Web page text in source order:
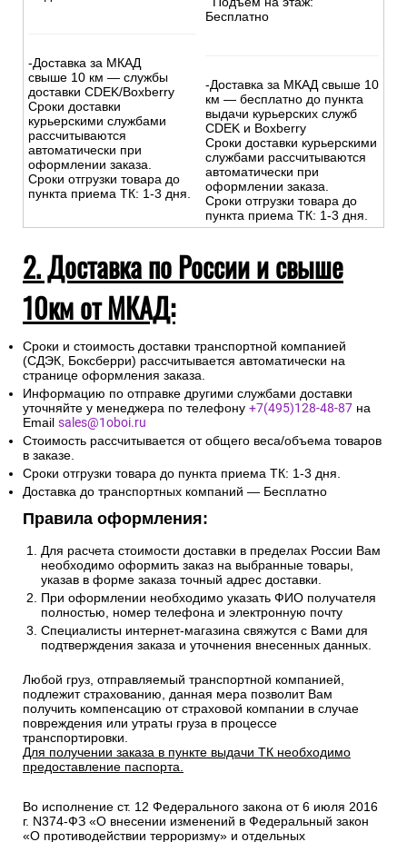
-Доставка за МКАД
свыше 10 км — службы
доставки CDEK/Boxberry
Сроки доставки
курьерскими службами
рассчитываются
автоматически при
оформлении заказа.
Сроки отгрузки товара до
пункта приема ТК: 1-3 дня.
Бесплатно
-Доставка за МКАД свыше 10
км — бесплатно до пункта
выдачи курьерских служб
CDEK и Boxberry
Сроки доставки курьерскими
службами рассчитываются
автоматически при
оформлении заказа.
Сроки отгрузки товара до
пункта приема ТК: 1-3 дня.
2. Доставка по России и свыше
10км от МКАД:
Сроки и стоимость доставки транспортной компанией
(СДЭК, Боксберри) рассчитывается автоматически на
странице оформления заказа.
Информацию по отправке другими службами доставки
уточняйте у менеджера по телефону +7(495)128-48-87 на
Email sales@1oboi.ru
Стоимость рассчитывается от общего веса/объема товаров
в заказе.
Сроки отгрузки товара до пункта приема ТК: 1-3 дня.
Доставка до транспортных компаний — Бесплатно
Правила оформления:
Для расчета стоимости доставки в пределах России Вам
необходимо оформить заказ на выбранные товары,
указав в форме заказа точный адрес доставки.
При оформлении необходимо указать ФИО получателя
полностью, номер телефона и электронную почту
Специалисты интернет-магазина свяжутся с Вами для
подтверждения заказа и уточнения внесенных данных.
Любой груз, отправляемый транспортной компанией,
подлежит страхованию, данная мера позволит Вам
получить компенсацию от страховой компании в случае
повреждения или утраты груза в процессе
транспортировки.
Для получении заказа в пункте выдачи ТК необходимо
предоставление паспорта.
Во исполнение ст. 12 Федерального закона от 6 июля 2016
г. N374-ФЗ «О внесении изменений в Федеральный закон
«О противодействии терроризму» и отдельных